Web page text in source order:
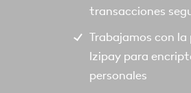
transacciones
Trabajamos con la
Izipay para
personales